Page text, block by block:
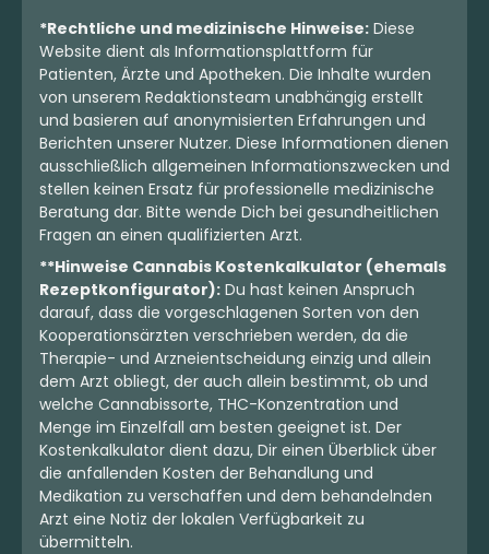
*Rechtliche und medizinische Hinweise: Diese
Website dient als Informationsplattform für
Patienten, Ärzte und Apotheken. Die Inhalte wurden
von unserem Redaktionsteam unabhängig erstellt
und basieren auf anonymisierten Erfahrungen und
Berichten unserer Nutzer. Diese Informationen dienen
ausschließlich allgemeinen Informationszwecken und
stellen keinen Ersatz für professionelle medizinische
Beratung dar. Bitte wende Dich bei gesundheitlichen
Fragen an einen qualifizierten Arzt.
**Hinweise Cannabis Kostenkalkulator (ehemals
Rezeptkonfigurator): Du hast keinen Anspruch
darauf, dass die vorgeschlagenen Sorten von den
Kooperationsärzten verschrieben werden, da die
Therapie- und Arzneientscheidung einzig und allein
dem Arzt obliegt, der auch allein bestimmt, ob und
welche Cannabissorte, THC-Konzentration und
Menge im Einzelfall am besten geeignet ist. Der
Kostenkalkulator dient dazu, Dir einen Überblick über
die anfallenden Kosten der Behandlung und
Medikation zu verschaffen und dem behandelnden
Arzt eine Notiz der lokalen Verfügbarkeit zu
übermitteln.